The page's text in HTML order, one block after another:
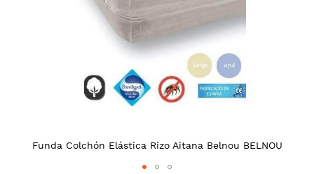
Funda Colchón Elástica Rizo Aitana Belnou BELNOU